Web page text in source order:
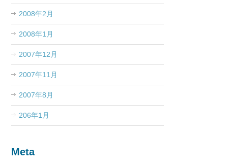
2008年2月
2008年1月
2007年12月
2007年11月
2007年8月
206年1月
Meta